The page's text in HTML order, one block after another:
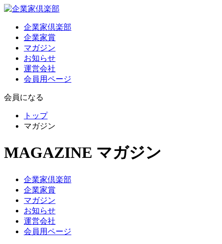
企業家倶楽部
企業家賞
マガジン
お知らせ
運営会社
会員用ページ
会員になる
トップ
マガジン
MAGAZINE マガジン
企業家倶楽部
企業家賞
マガジン
お知らせ
運営会社
会員用ページ